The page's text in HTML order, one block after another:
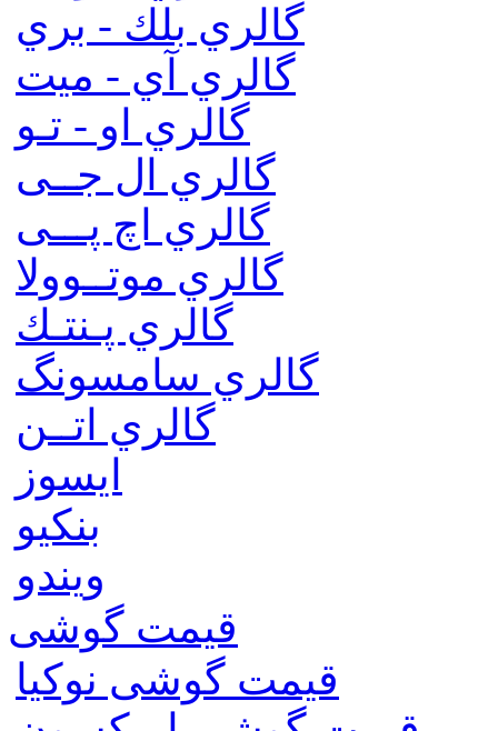
گالري بلك - بري
گالري آي - ميت
گالري او - تـو
گالري ال جــی
گالري اچ پـــی
گالري موتــوولا
گالري پـنتـك
گالري سامسونگ
گالري اتــن
ایسوز
بنکیو
ویندو
قیمت گوشی
قیمت گوشی نوكيا